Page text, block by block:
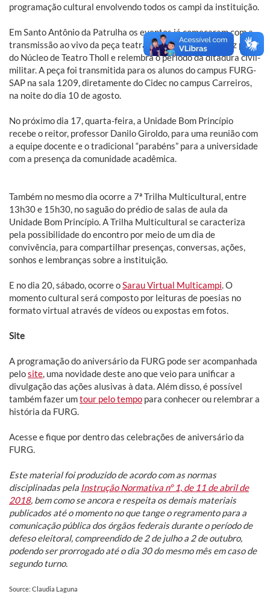
programação cultural envolvendo todos os campi da instituição.
Em Santo Antônio da Patrulha os eventos já começaram com a
transmissão ao vivo da peça teatral “Pai-de-Deus”, que faz parte
do Núcleo de Teatro Tholl e relembra o período da ditadura civil-
militar. A peça foi transmitida para os alunos do campus FURG-
SAP na sala 1209, diretamente do Cidec no campus Carreiros,
na noite do dia 10 de agosto.
No próximo dia 17, quarta-feira, a Unidade Bom Princípio
recebe o reitor, professor Danilo Giroldo, para uma reunião com
a equipe docente e o tradicional “parabéns” para a universidade
com a presença da comunidade acadêmica.
Também no mesmo dia ocorre a 7ª Trilha Multicultural, entre
13h30 e 15h30, no saguão do prédio de salas de aula da
Unidade Bom Princípio. A Trilha Multicultural se caracteriza
pela possibilidade do encontro por meio de um dia de
convivência, para compartilhar presenças, conversas, ações,
sonhos e lembranças sobre a instituição.
E no dia 20, sábado, ocorre o Sarau Virtual Multicampi . O
momento cultural será composto por leituras de poesias no
formato virtual através de vídeos ou expostas em fotos.
Site
A programação do aniversário da FURG pode ser acompanhada
pelosite , uma novidade deste ano que veio para unificar a
divulgação das ações alusivas à data. Além disso, é possível
também fazer umtour pelo tempo para conhecer ou relembrar a
história da FURG.
Acesse e fique por dentro das celebrações de aniversário da
FURG.
Este material foi produzido de acordo com as normas
disciplinadas pela Instrução Normativa nº 1, de 11 de abril de
2018, bem como se ancora e respeita os demais materiais
publicados até o momento no que tange o regramento para a
comunicação pública dos órgãos federais durante o período de
defeso eleitoral, compreendido de 2 de julho a 2 de outubro,
podendo ser prorrogado até o dia 30 do mesmo mês em caso de
segundo turno.
Source: Claudia Laguna